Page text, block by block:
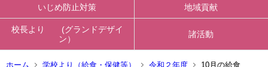
いじめ防止対策 地域貢献
校長より (グランドデザイ
ン）
諸活動
ホーム 学校より（給食・保健等） 令和２年度 10月の給食